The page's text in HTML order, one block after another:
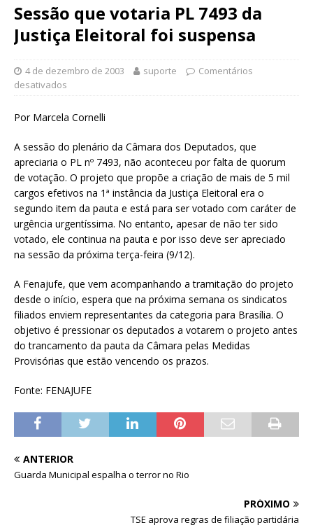
Sessão que votaria PL 7493 da
Justiça Eleitoral foi suspensa
4 de dezembro de 2003 suporte
Comentários
desativados
Por Marcela Cornelli
A sessão do plenário da Câmara dos Deputados, que
apreciaria o PL nº 7493, não aconteceu por falta de quorum
de votação. O projeto que propõe a criação de mais de 5 mil
cargos efetivos na 1ª instância da Justiça Eleitoral era o
segundo item da pauta e está para ser votado com caráter de
urgência urgentíssima. No entanto, apesar de não ter sido
votado, ele continua na pauta e por isso deve ser apreciado
na sessão da próxima terça-feira (9/12).
A Fenajufe, que vem acompanhando a tramitação do projeto
desde o início, espera que na próxima semana os sindicatos
filiados enviem representantes da categoria para Brasília. O
objetivo é pressionar os deputados a votarem o projeto antes
do trancamento da pauta da Câmara pelas Medidas
Provisórias que estão vencendo os prazos.
Fonte: FENAJUFE
ANTERIOR
Guarda Municipal espalha o terror no Rio
PRÓXIMO
TSE aprova regras de filiação partidária